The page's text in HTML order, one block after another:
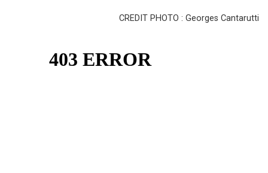
CREDIT PHOTO : Georges Cantarutti